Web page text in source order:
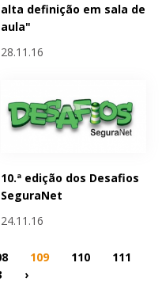
alta definição em sala de
aula"
28.11.16
10.ª edição dos Desafios
SeguraNet
24.11.16
109 110
111
›